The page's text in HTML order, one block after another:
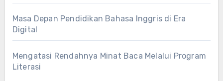
Masa Depan Pendidikan Bahasa Inggris di Era
Digital
Mengatasi Rendahnya Minat Baca Melalui Program
Literasi